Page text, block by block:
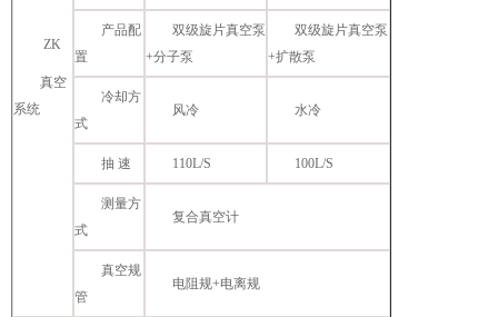
ZK
真空
系统
产品配
置
双级旋片真空泵
+分子泵
双级旋片真空泵
+扩散泵
冷却方
式
风冷 水冷
抽 速 110L/S 100L/S
测量方
式
复合真空计
真空规
管
电阻规+电离规